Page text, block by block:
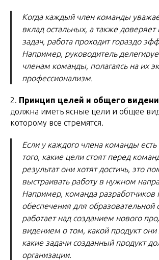
Когда каждый член команды
вклад остальных, а также
задач, работа проходит гораздо
Например, руководитель
членам команды, полагаясь на их
профессионализм.
2. Принцип целей и общего
должна иметь ясные цели и общее
которому все стремятся.
Если у каждого члена команды
того, какие цели стоят перед
результат они хотят достичь, это
выстраивать работу в нужном
Например, команда разработчиков
обеспечения для образовательной
работает над созданием нового
видением о том, какой продукт они
какие задачи созданный продукт
организации.